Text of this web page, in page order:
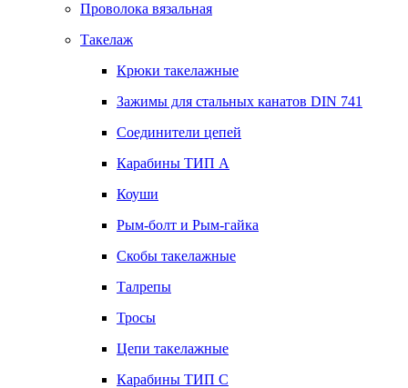
Проволока вязальная
Такелаж
Крюки такелажные
Зажимы для стальных канатов DIN 741
Соединители цепей
Карабины ТИП А
Коуши
Рым-болт и Рым-гайка
Скобы такелажные
Талрепы
Тросы
Цепи такелажные
Карабины ТИП C